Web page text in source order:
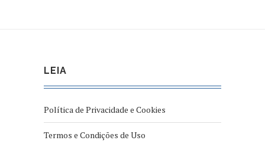
LEIA
Política de Privacidade e Cookies
Termos e Condições de Uso